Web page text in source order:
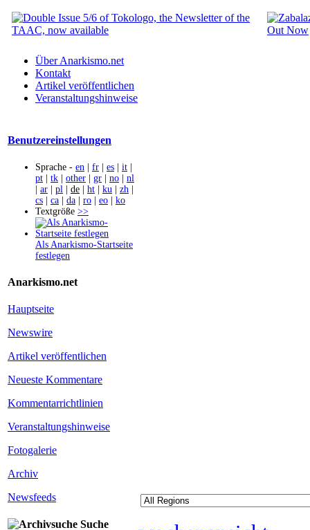
Über Anarkismo.net
Kontakt
Artikel veröffentlichen
Veranstaltungshinweise
Benutzereinstellungen
Sprache - en | fr | es | it |
pt | tk | other | gr | no | nl
| ar | pl | de | ht | ku | zh |
cs | ca | da | ro | eo | ko
Textgröße >>
Als Anarkismo-Startseite
festlegen
Anarkismo.net
Hauptseite
Newswire
Artikel veröffentlichen
Neueste Kommentare
Kommentarrichtlinien
Veranstaltungshinweise
Fotogalerie
Archiv
Newsfeeds
Suche